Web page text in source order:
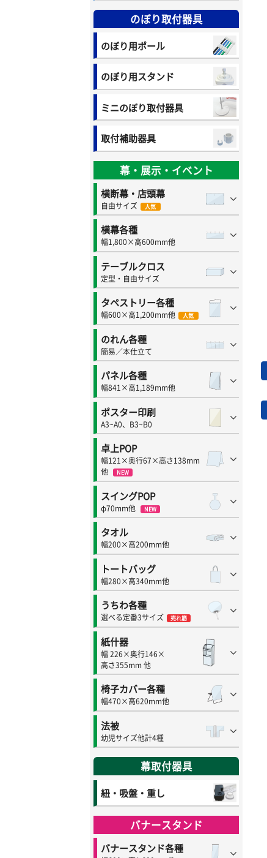
のぼり取付器具
のぼり用ポール
のぼり用スタンド
ミニのぼり取付器具
取付補助器具
幕・展示・イベント
横断幕・店頭幕
自由サイズ 人気
横幕各種
幅1,800×高600mm他
テーブルクロス
定型・自由サイズ
タペストリー各種
幅600×高1,200mm他 人気
のれん各種
簡易／本仕立て
パネル各種
幅841×高1,189mm他
ポスター印刷
A3~A0、B3~B0
卓上POP
幅121×奥行67×高さ138mm
他
NEW
スイングPOP
φ70mm他 NEW
タオル
幅200×高200mm他
トートバッグ
幅280×高340mm他
うちわ各種
選べる定番3サイズ 売れ筋
紙什器
幅 226×奥行146×
高さ355mm 他
椅子カバー各種
幅470×高620mm他
法被
幼児サイズ他計4種
幕取付器具
紐・吸盤・重し
バナースタンド
バナースタンド各種